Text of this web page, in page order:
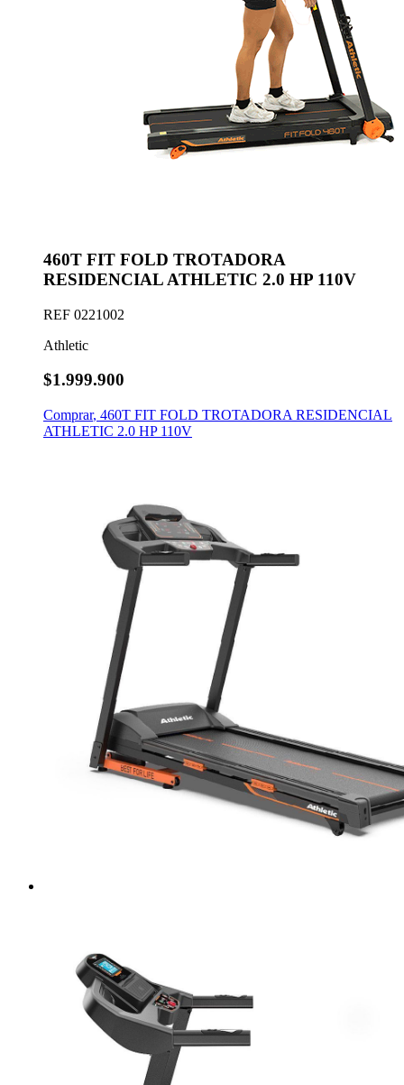
460T FIT FOLD TROTADORA
RESIDENCIAL ATHLETIC 2.0 HP 110V
REF 0221002
Athletic
$1.999.900
Comprar, 460T FIT FOLD TROTADORA RESIDENCIAL
ATHLETIC 2.0 HP 110V